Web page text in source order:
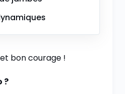
bon courage !
?